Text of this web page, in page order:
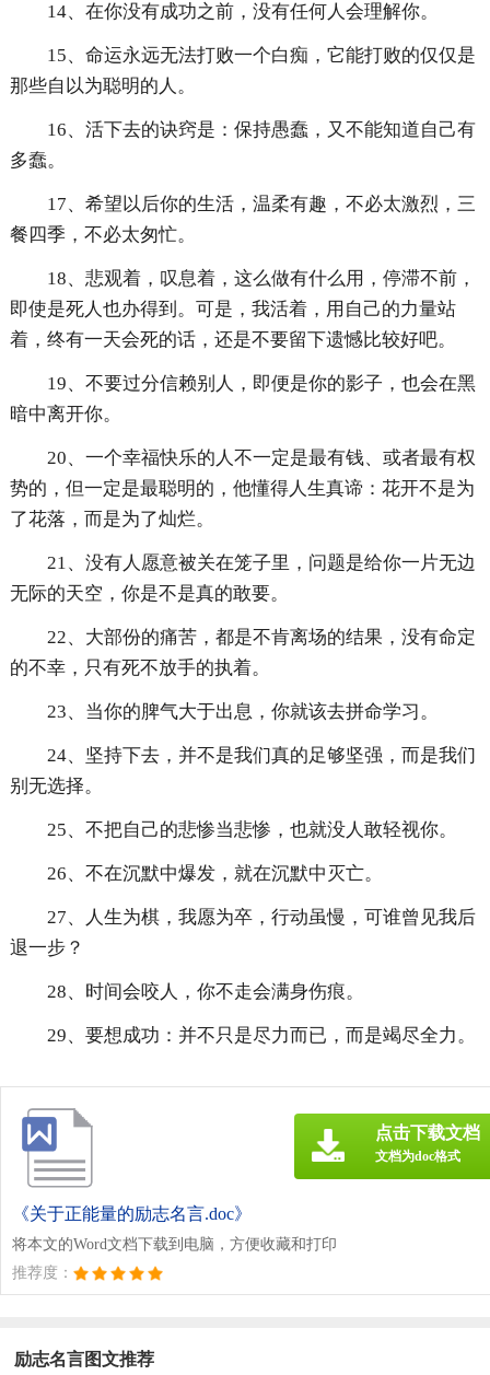
14、在你没有成功之前，没有任何人会理解你。
15、命运永远无法打败一个白痴，它能打败的仅仅是
那些自以为聪明的人。
16、活下去的诀窍是：保持愚蠢，又不能知道自己有
多蠢。
17、希望以后你的生活，温柔有趣，不必太激烈，三
餐四季，不必太匆忙。
18、悲观着，叹息着，这么做有什么用，停滞不前，
即使是死人也办得到。可是，我活着，用自己的力量站
着，终有一天会死的话，还是不要留下遗憾比较好吧。
19、不要过分信赖别人，即便是你的影子，也会在黑
暗中离开你。
20、一个幸福快乐的人不一定是最有钱、或者最有权
势的，但一定是最聪明的，他懂得人生真谛：花开不是为
了花落，而是为了灿烂。
21、没有人愿意被关在笼子里，问题是给你一片无边
无际的天空，你是不是真的敢要。
22、大部份的痛苦，都是不肯离场的结果，没有命定
的不幸，只有死不放手的执着。
23、当你的脾气大于出息，你就该去拼命学习。
24、坚持下去，并不是我们真的足够坚强，而是我们
别无选择。
25、不把自己的悲惨当悲惨，也就没人敢轻视你。
26、不在沉默中爆发，就在沉默中灭亡。
27、人生为棋，我愿为卒，行动虽慢，可谁曾见我后
退一步？
28、时间会咬人，你不走会满身伤痕。
29、要想成功：并不只是尽力而已，而是竭尽全力。
《关于正能量的励志名言.doc》
将本文的Word文档下载到电脑，方便收藏和打印
推荐度：
点击下载文档
文档为doc格式
励志名言图文推荐